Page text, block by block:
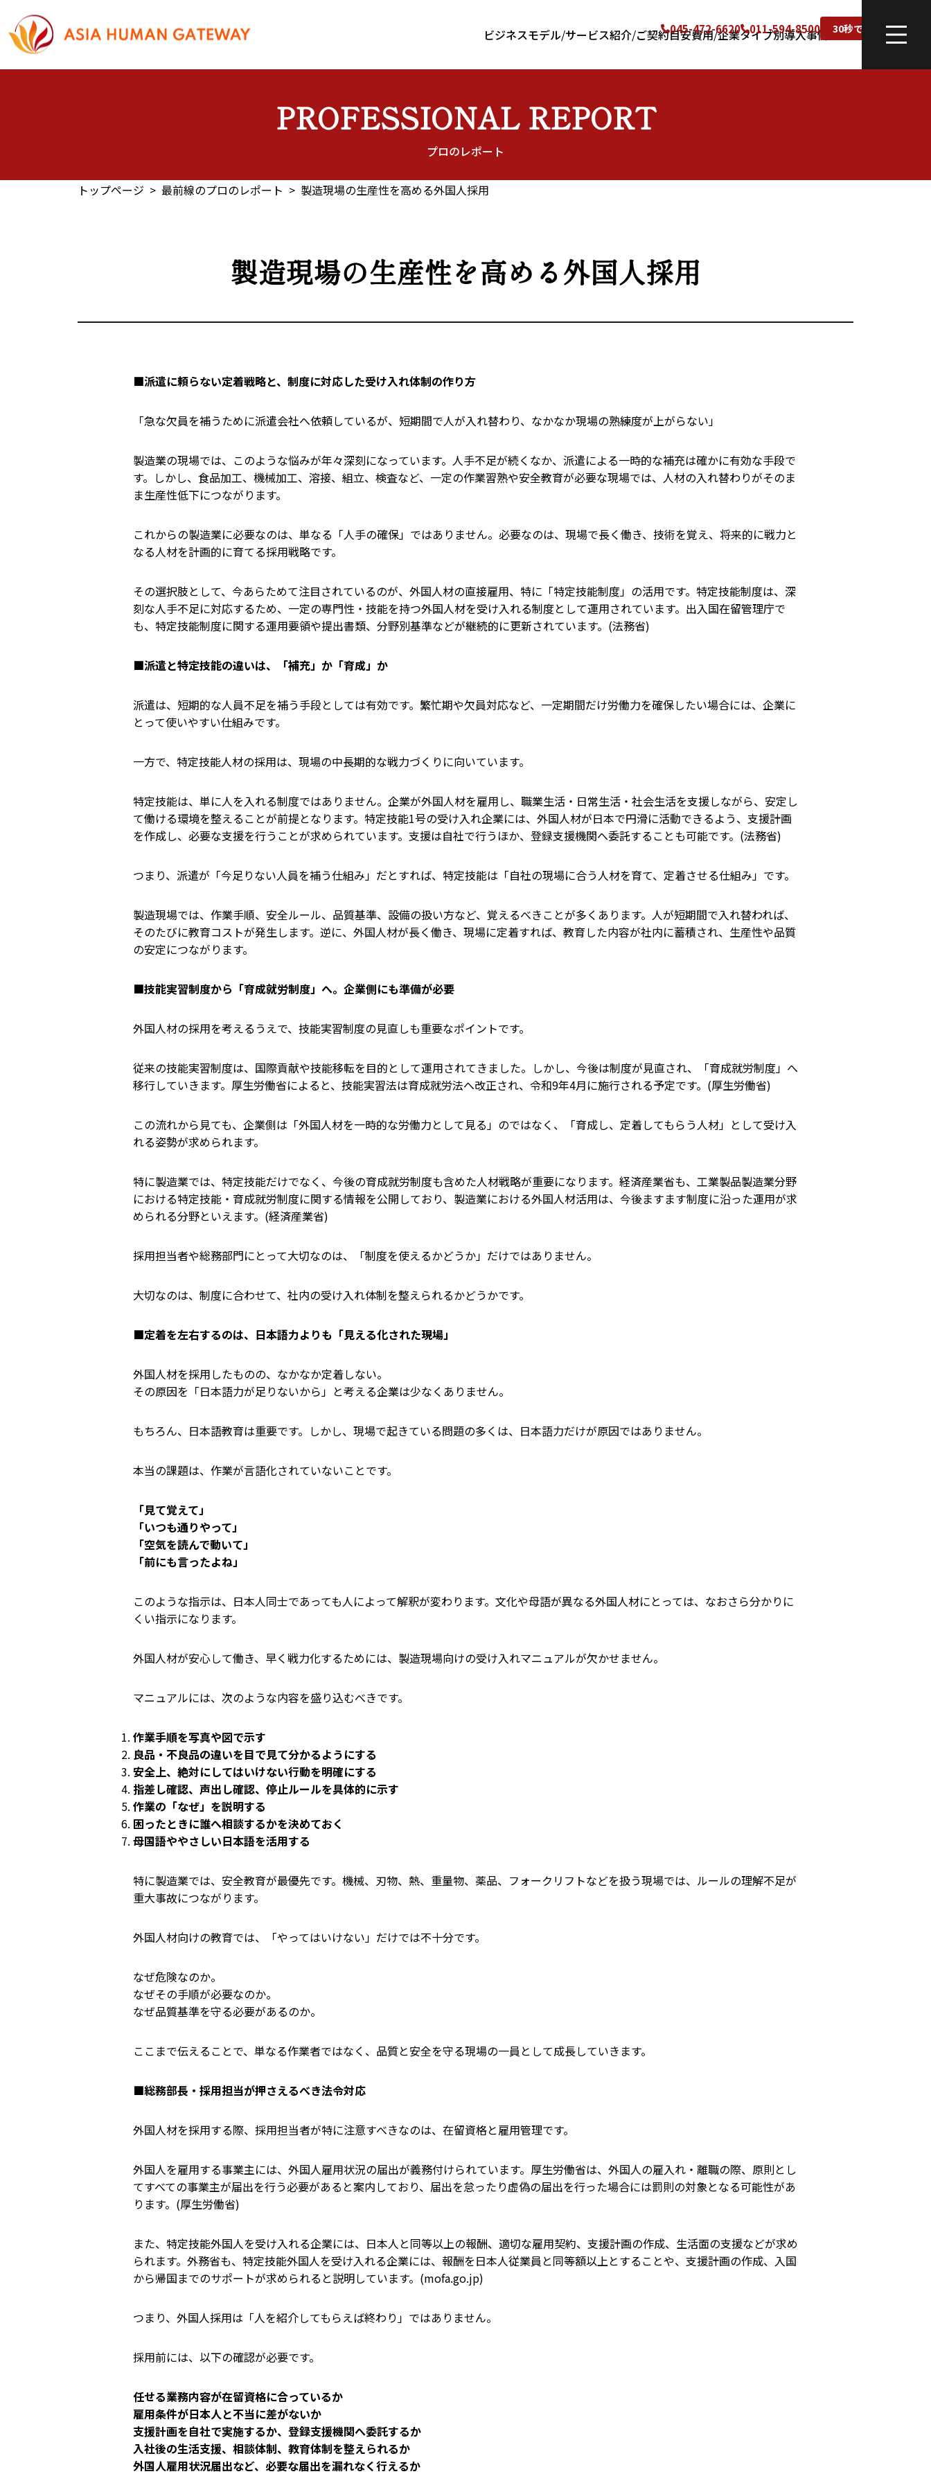
ン
ス
ー
ン
ビジネスモデル サービス紹介 ご契約目安費用 企業タイプ別導入事例
045-472-6620 011-594-8500 30秒で無料相談
PROFESSIONAL REPORT
プロのレポート
トップページ 最前線のプロのレポート 製造現場の生産性を高める外国人採用
製造現場の生産性を高める外国人採用
■派遣に頼らない定着戦略と、制度に対応した受け入れ体制の作り方
「急な欠員を補うために派遣会社へ依頼しているが、短期間で人が入れ替わり、なかなか現場の熟練度が上がらない」
製造業の現場では、このような悩みが年々深刻になっています。人手不足が続くなか、派遣による一時的な補充は確かに有効な手段で
す。しかし、食品加工、機械加工、溶接、組立、検査など、一定の作業習熟や安全教育が必要な現場では、人材の入れ替わりがそのま
ま生産性低下につながります。
これからの製造業に必要なのは、単なる「人手の確保」ではありません。必要なのは、現場で長く働き、技術を覚え、将来的に戦力と
なる人材を計画的に育てる採用戦略です。
その選択肢として、今あらためて注目されているのが、外国人材の直接雇用、特に「特定技能制度」の活用です。特定技能制度は、深
刻な人手不足に対応するため、一定の専門性・技能を持つ外国人材を受け入れる制度として運用されています。出入国在留管理庁で
も、特定技能制度に関する運用要領や提出書類、分野別基準などが継続的に更新されています。(法務省)
■派遣と特定技能の違いは、「補充」か「育成」か
派遣は、短期的な人員不足を補う手段としては有効です。繁忙期や欠員対応など、一定期間だけ労働力を確保したい場合には、企業に
とって使いやすい仕組みです。
一方で、特定技能人材の採用は、現場の中長期的な戦力づくりに向いています。
特定技能は、単に人を入れる制度ではありません。企業が外国人材を雇用し、職業生活・日常生活・社会生活を支援しながら、安定し
て働ける環境を整えることが前提となります。特定技能1号の受け入れ企業には、外国人材が日本で円滑に活動できるよう、支援計画
を作成し、必要な支援を行うことが求められています。支援は自社で行うほか、登録支援機関へ委託することも可能です。(法務省)
つまり、派遣が「今足りない人員を補う仕組み」だとすれば、特定技能は「自社の現場に合う人材を育て、定着させる仕組み」です。
製造現場では、作業手順、安全ルール、品質基準、設備の扱い方など、覚えるべきことが多くあります。人が短期間で入れ替われば、
そのたびに教育コストが発生します。逆に、外国人材が長く働き、現場に定着すれば、教育した内容が社内に蓄積され、生産性や品質
の安定につながります。
■技能実習制度から「育成就労制度」へ。企業側にも準備が必要
外国人材の採用を考えるうえで、技能実習制度の見直しも重要なポイントです。
従来の技能実習制度は、国際貢献や技能移転を目的として運用されてきました。しかし、今後は制度が見直され、「育成就労制度」へ
移行していきます。厚生労働省によると、技能実習法は育成就労法へ改正され、令和9年4月に施行される予定です。(厚生労働省)
この流れから見ても、企業側は「外国人材を一時的な労働力として見る」のではなく、「育成し、定着してもらう人材」として受け入
れる姿勢が求められます。
特に製造業では、特定技能だけでなく、今後の育成就労制度も含めた人材戦略が重要になります。経済産業省も、工業製品製造業分野
における特定技能・育成就労制度に関する情報を公開しており、製造業における外国人材活用は、今後ますます制度に沿った運用が求
められる分野といえます。(経済産業省)
採用担当者や総務部門にとって大切なのは、「制度を使えるかどうか」だけではありません。
大切なのは、制度に合わせて、社内の受け入れ体制を整えられるかどうかです。
■定着を左右するのは、日本語力よりも「見える化された現場」
外国人材を採用したものの、なかなか定着しない。
その原因を「日本語力が足りないから」と考える企業は少なくありません。
もちろん、日本語教育は重要です。しかし、現場で起きている問題の多くは、日本語力だけが原因ではありません。
本当の課題は、作業が言語化されていないことです。
「見て覚えて」
「いつも通りやって」
「空気を読んで動いて」
「前にも言ったよね」
このような指示は、日本人同士であっても人によって解釈が変わります。文化や母語が異なる外国人材にとっては、なおさら分かりに
くい指示になります。
外国人材が安心して働き、早く戦力化するためには、製造現場向けの受け入れマニュアルが欠かせません。
マニュアルには、次のような内容を盛り込むべきです。
作業手順を写真や図で示す
良品・不良品の違いを目で見て分かるようにする
安全上、絶対にしてはいけない行動を明確にする
指差し確認、声出し確認、停止ルールを具体的に示す
作業の「なぜ」を説明する
困ったときに誰へ相談するかを決めておく
母国語ややさしい日本語を活用する
特に製造業では、安全教育が最優先です。機械、刃物、熱、重量物、薬品、フォークリフトなどを扱う現場では、ルールの理解不足が
重大事故につながります。
外国人材向けの教育では、「やってはいけない」だけでは不十分です。
なぜ危険なのか。
なぜその手順が必要なのか。
なぜ品質基準を守る必要があるのか。
ここまで伝えることで、単なる作業者ではなく、品質と安全を守る現場の一員として成長していきます。
■総務部長・採用担当が押さえるべき法令対応
外国人材を採用する際、採用担当者が特に注意すべきなのは、在留資格と雇用管理です。
外国人を雇用する事業主には、外国人雇用状況の届出が義務付けられています。厚生労働省は、外国人の雇入れ・離職の際、原則とし
てすべての事業主が届出を行う必要があると案内しており、届出を怠ったり虚偽の届出を行った場合には罰則の対象となる可能性があ
ります。(厚生労働省)
また、特定技能外国人を受け入れる企業には、日本人と同等以上の報酬、適切な雇用契約、支援計画の作成、生活面の支援などが求め
られます。外務省も、特定技能外国人を受け入れる企業には、報酬を日本人従業員と同等額以上とすることや、支援計画の作成、入国
から帰国までのサポートが求められると説明しています。(mofa.go.jp)
つまり、外国人採用は「人を紹介してもらえば終わり」ではありません。
採用前には、以下の確認が必要です。
任せる業務内容が在留資格に合っているか
雇用条件が日本人と不当に差がないか
支援計画を自社で実施するか、登録支援機関へ委託するか
入社後の生活支援、相談体制、教育体制を整えられるか
外国人雇用状況届出など、必要な届出を漏れなく行えるか